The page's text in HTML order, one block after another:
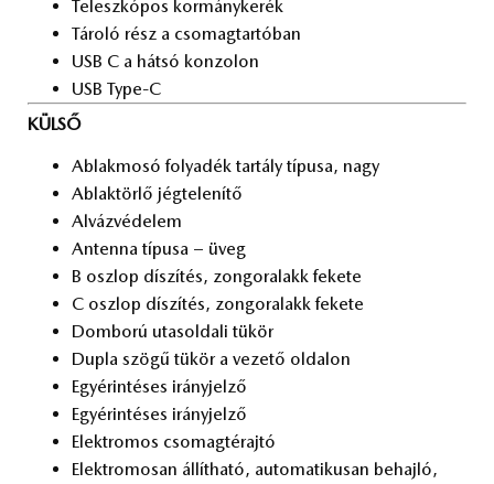
Te­lesz­kó­pos kor­mány­ke­rék
Tá­ro­ló rész a cso­mag­tar­tó­ban
USB C a hát­só kon­zo­lon
USB Type-C
KÜLSŐ
Ab­lak­mo­só fo­lya­dék tar­tály tí­pu­sa, nagy
Ab­lak­tör­lő jég­te­le­ní­tő
Al­váz­vé­de­lem
An­ten­na tí­pu­sa – üveg
B osz­lop dí­szí­tés, zon­go­ra­lakk fe­ke­te
C osz­lop dí­szí­tés, zon­go­ra­lakk fe­ke­te
Dom­bo­rú utas­ol­da­li tü­kör
Dup­la szö­gű tü­kör a ve­ze­tő ol­da­lon
Egy­érin­té­ses irány­jel­ző
Egy­érin­té­ses irány­jel­ző
Elekt­ro­mos cso­mag­tér­aj­tó
Elekt­ro­mo­san ál­lít­ha­tó, au­to­ma­ti­ku­san be­haj­ló,